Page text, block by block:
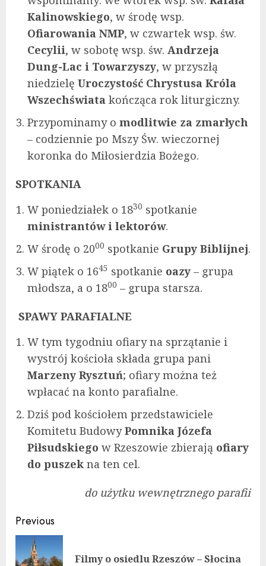
Kalinowskiego, w środę wsp.
Ofiarowania NMP, w czwartek wsp. św.
Cecylii, w sobotę wsp. św. Andrzeja
Dung-Lac i Towarzyszy, w przyszłą
niedzielę Uroczystość Chrystusa Króla
Wszechświata kończąca rok liturgiczny.
Przypominamy o modlitwie za zmarłych
– codziennie po Mszy Św. wieczornej
koronka do Miłosierdzia Bożego.
SPOTKANIA
W poniedziałek o 1830 spotkanie
ministrantów i lektorów.
W środę o 2000 spotkanie Grupy Biblijnej.
W piątek o 1645 spotkanie oazy – grupa
młodsza, a o 1800 – grupa starsza.
SPAWY PARAFIALNE
W tym tygodniu ofiary na sprzątanie i
wystrój kościoła składa grupa pani
Marzeny Rysztuń; ofiary można też
wpłacać na konto parafialne.
Dziś pod kościołem przedstawiciele
Komitetu BudowyPomnika Józefa
Piłsudskiego w Rzeszowie zbierają ofiary
do puszek na ten cel.
do użytku wewnętrznego parafii
Continue
Reading
Previous
Filmy o osiedlu Rzeszów – Słocina